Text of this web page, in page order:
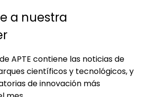
a nuestra
APTE contiene las noticias de
científicos y tecnológicos, y
de innovación más